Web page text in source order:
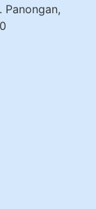
Panongan,